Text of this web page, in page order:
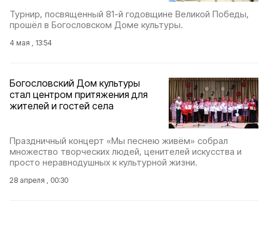
Турнир, посвященный 81-й годовщине Великой Победы,
прошёл в Богословском Доме культуры.
4 мая , 13:54
Богословский Дом культуры
стал центром притяжения для
жителей и гостей села
Праздничный концерт «Мы песнею живём» собрал
множество творческих людей, ценителей искусства и
просто неравнодушных к культурной жизни.
28 апреля , 00:30